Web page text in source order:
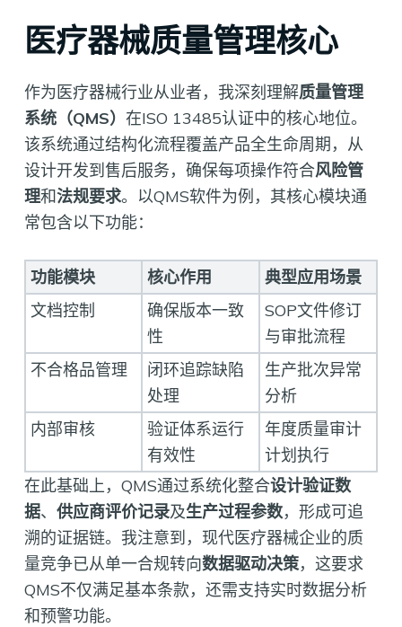
医疗器械质量管理核心
作为医疗器械行业从业者，我深刻理解质量管理
系统（QMS） 在ISO 13485认证中的核心地位。
该系统通过结构化流程覆盖产品全生命周期，从
设计开发到售后服务，确保每项操作符合风险管
理和法规要求。以QMS软件为例，其核心模块通
常包含以下功能：
功能模块 核心作用
典型应用场景
文档控制
确保版本一致
性
SOP文件修订
与审批流程
不合格品管理
闭环追踪缺陷
处理
生产批次异常
分析
内部审核
验证体系运行
有效性
年度质量审计
计划执行
在此基础上，QMS通过系统化整合设计验证数
据、 供应商评价记录及生产过程参数，形成可追
溯的证据链。我注意到，现代医疗器械企业的质
量竞争已从单一合规转向数据驱动决策，这要求
QMS不仅满足基本条款，还需支持实时数据分析
和预警功能。